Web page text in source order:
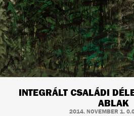
INTEGRÁLT CSALÁDI
ABLAK
2014. NOVEMBER 1.